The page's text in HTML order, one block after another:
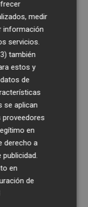
medir
información
servicios.
también
estos y
de
se aplican
proveedores
en
derecho a
publicidad
en
de